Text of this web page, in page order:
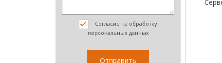
Согласие на обработку
персональных данных